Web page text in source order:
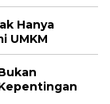
Hanya
UMKM